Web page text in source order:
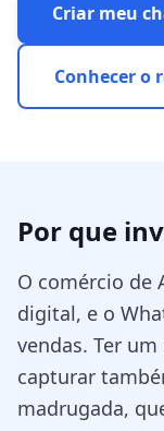
Criar meu
Conhecer o
Por que
O comércio de
digital, e o
vendas. Ter
capturar
madrugada,